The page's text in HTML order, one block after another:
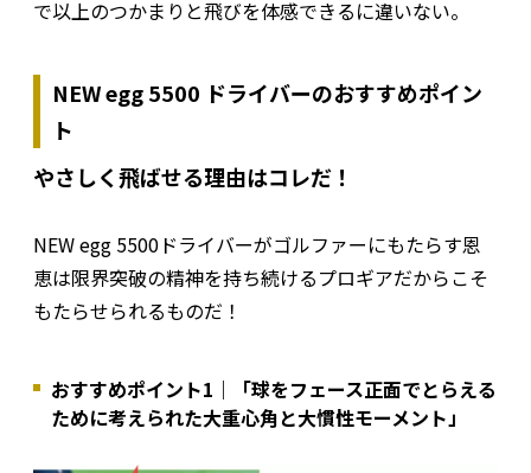
で以上のつかまりと飛びを体感できるに違いない。
NEW egg 5500 ドライバーのおすすめポイン
ト
やさしく飛ばせる理由はコレだ！
NEW egg 5500ドライバーがゴルファーにもたらす恩
恵は限界突破の精神を持ち続けるプロギアだからこそ
もたらせられるものだ！
おすすめポイント1｜「球をフェース正面でとらえる
ために考えられた大重心角と大慣性モーメント」